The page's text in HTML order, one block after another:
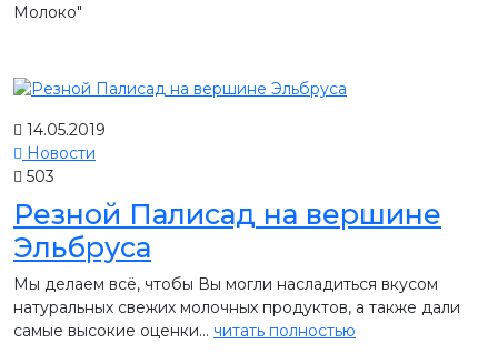
Молоко"
14.05.2019
Новости
503
Резной Палисад на вершине
Эльбруса
Мы делаем всё, чтобы Вы могли насладиться вкусом
натуральных свежих молочных продуктов, а также дали
самые высокие оценки... читать полностью